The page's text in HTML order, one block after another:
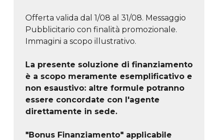
Offerta valida dal 1/08 al 31/08. Messaggio
Pubblicitario con finalità promozionale.
Immagini a scopo illustrativo.
La presente soluzione di finanziamento
è a scopo meramente esemplificativo e
non esaustivo: altre formule potranno
essere concordate con l'agente
direttamente in sede.
"Bonus Finanziamento" applicabile